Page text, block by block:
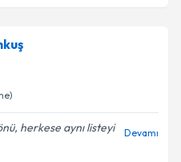
takvimi talebi oluşturun.
almanız için bir takvim
bilgilendireceğiz.
herkese aynı listeyi
Devamı